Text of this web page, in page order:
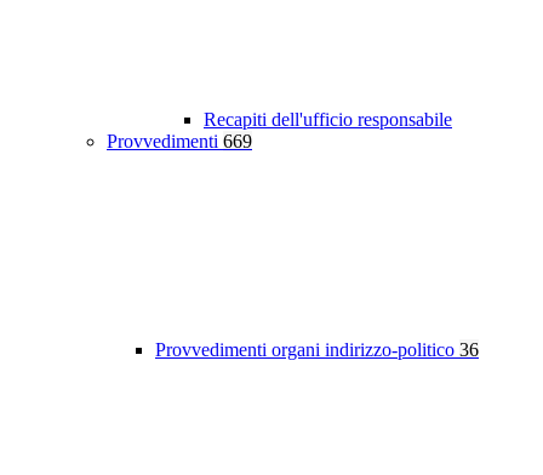
Recapiti dell'ufficio responsabile
Provvedimenti 669
Provvedimenti organi indirizzo-politico 36